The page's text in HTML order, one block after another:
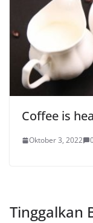
Coffee is
Oktober 3, 2022
Tinggalkan